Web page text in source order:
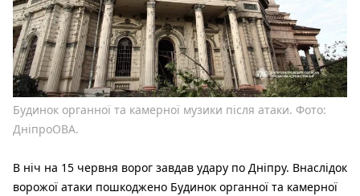
Будинок органної та камерної музики після атаки. Фото:
ДніпроОВА.
В ніч на 15 червня ворог завдав удару по Дніпру. Внаслідок
ворожої атаки пошкоджено Будинок органної та камерної